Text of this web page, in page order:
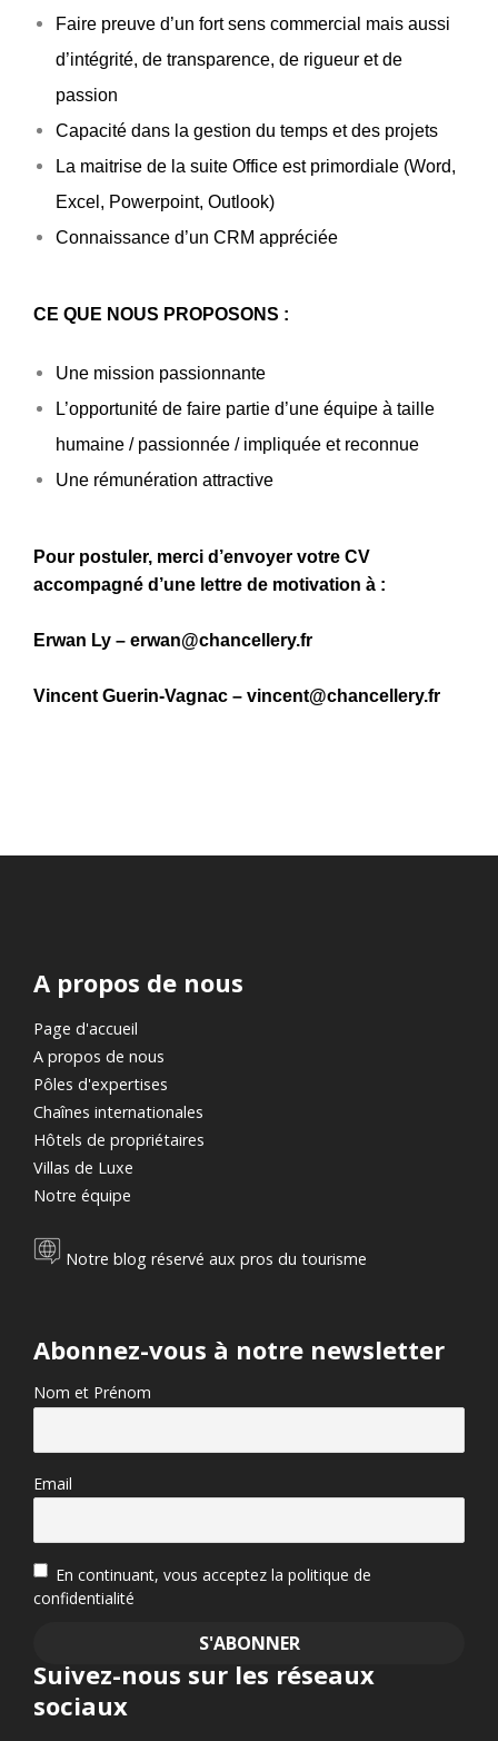
Faire preuve d’un fort sens commercial mais aussi
d’intégrité, de transparence, de rigueur et de
passion
Capacité dans la gestion du temps et des projets
La maitrise de la suite Office est primordiale (Word,
Excel, Powerpoint, Outlook)
Connaissance d’un CRM appréciée
CE QUE NOUS PROPOSONS :
Une mission passionnante
L’opportunité de faire partie d’une équipe à taille
humaine / passionnée / impliquée et reconnue
Une rémunération attractive
Pour postuler, merci d’envoyer votre CV
accompagné d’une lettre de motivation à :
Erwan Ly – erwan@chancellery.fr
Vincent Guerin-Vagnac – vincent@chancellery.fr
A propos de nous
Page d'accueil
A propos de nous
Pôles d'expertises
Chaînes internationales
Hôtels de propriétaires
Villas de Luxe
Notre équipe
Notre blog réservé aux pros du tourisme
Abonnez-vous à notre newsletter
Nom et Prénom
Email
En continuant, vous acceptez la politique de
confidentialité
Suivez-nous sur les réseaux
sociaux